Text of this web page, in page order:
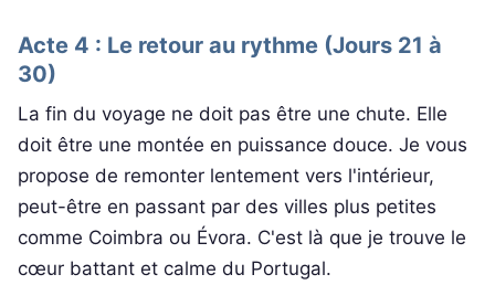
Acte 4 : Le retour au rythme (Jours 21 à
30)
La fin du voyage ne doit pas être une chute. Elle
doit être une montée en puissance douce. Je vous
propose de remonter lentement vers l'intérieur,
peut-être en passant par des villes plus petites
comme Coimbra ou Évora. C'est là que je trouve le
cœur battant et calme du Portugal.